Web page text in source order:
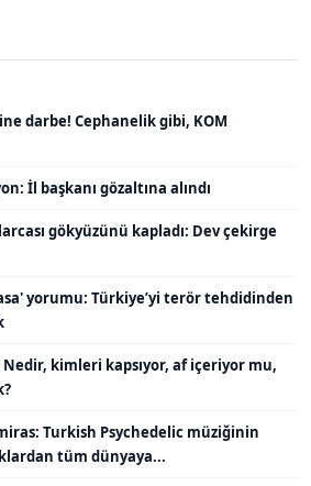
darbe! Cephanelik gibi, KOM
İl başkanı gözaltına alındı
gökyüzünü kapladı: Dev çekirge
yorumu: Türkiye’yi terör tehdidinden
Nedir, kimleri kapsıyor, af içeriyor mu,
Turkish Psychedelic müziğinin
tüm dünyaya...